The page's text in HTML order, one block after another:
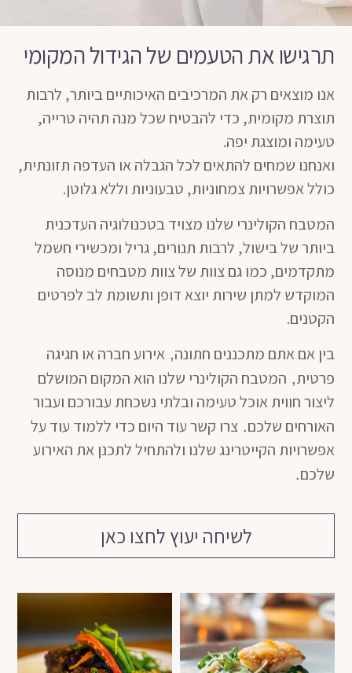
תרגישו את הטעמים של הגידול המקומי
אנו מוצאים רק את המרכיבים האיכותיים ביותר, לרבות
תוצרת מקומית, כדי להבטיח שכל מנה תהיה טרייה,
טעימה ומוצגת יפה.
ואנחנו שמחים להתאים לכל הגבלה או העדפה תזונתית,
כולל אפשרויות צמחוניות, טבעוניות וללא גלוטן.
המטבח הקולינרי שלנו מצויד בטכנולוגיה העדכנית
ביותר של בישול, לרבות תנורים,גריל ומכשירי חשמל
מתקדמים, כמו גם צוות של צוות מטבחים מנוסה
המוקדש למתן שירות יוצא דופן ותשומת לב לפרטים
הקטנים.
בין אם אתם מתכננים חתונה,אירוע חברה או חגיגה
פרטית, המטבח הקולינרי שלנו הוא המקום המושלם
ליצור חווית אוכל טעימה ובלתי נשכחת עבורכם ועבור
האורחים שלכם.צרו קשר עוד היום כדי ללמוד עוד על
אפשרויות הקייטרינג שלנו ולהתחיל לתכנן את האירוע
שלכם.
לשיחה יעוץ לחצו כאן